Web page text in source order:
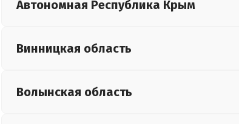
Автономная Республика Крым
Винницкая область
Волынская область